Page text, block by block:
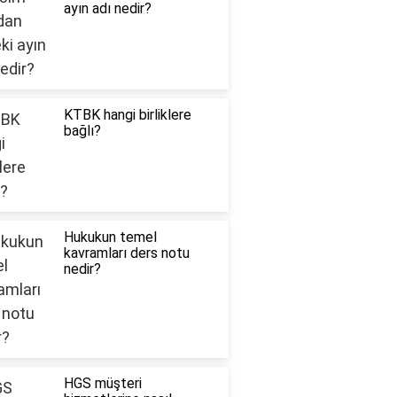
ayın adı nedir?
KTBK hangi birliklere
bağlı?
Hukukun temel
kavramları ders notu
nedir?
HGS müşteri